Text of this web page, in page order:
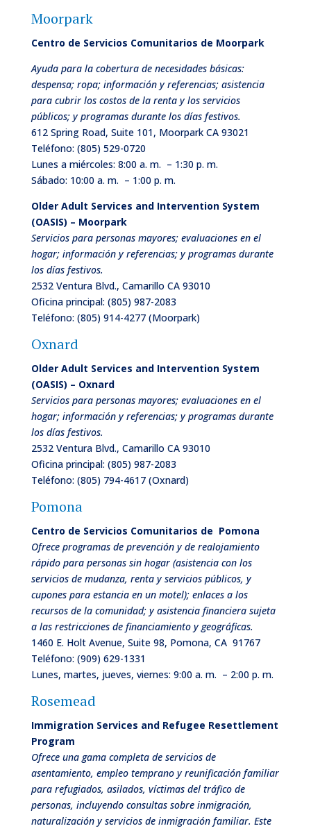
Moorpark
Centro de Servicios Comunitarios de Moorpark
Ayuda para la cobertura de necesidades básicas:
despensa; ropa; información y referencias; asistencia
para cubrir los costos de la renta y los servicios
públicos; y programas durante los días festivos.
612 Spring Road, Suite 101, Moorpark CA 93021
Teléfono: (805) 529-0720
Lunes a miércoles: 8:00 a. m. – 1:30 p. m.
Sábado: 10:00 a. m. – 1:00 p. m.
Older Adult Services and Intervention System
(OASIS) – Moorpark
Servicios para personas mayores; evaluaciones en el
hogar; información y referencias; y programas durante
los días festivos.
2532 Ventura Blvd., Camarillo CA 93010
Oficina principal: (805) 987-2083
Teléfono: (805) 914-4277 (Moorpark)
Oxnard
Older Adult Services and Intervention System
(OASIS) – Oxnard
Servicios para personas mayores; evaluaciones en el
hogar; información y referencias; y programas durante
los días festivos.
2532 Ventura Blvd., Camarillo CA 93010
Oficina principal: (805) 987-2083
Teléfono: (805) 794-4617 (Oxnard)
Pomona
Centro de Servicios Comunitarios de Pomona
Ofrece programas de prevención y de realojamiento
rápido para personas sin hogar (asistencia con los
servicios de mudanza, renta y servicios públicos, y
cupones para estancia en un motel); enlaces a los
recursos de la comunidad; y asistencia financiera sujeta
a las restricciones de financiamiento y geográficas.
1460 E. Holt Avenue, Suite 98, Pomona, CA 91767
Teléfono: (909) 629-1331
Lunes, martes, jueves, viernes: 9:00 a. m. – 2:00 p. m.
Rosemead
Immigration Services and Refugee Resettlement
Program
Ofrece una gama completa de servicios de
asentamiento, empleo temprano y reunificación familiar
para refugiados, asilados, víctimas del tráfico de
personas, incluyendo consultas sobre inmigración,
naturalización y servicios de inmigración familiar. Este